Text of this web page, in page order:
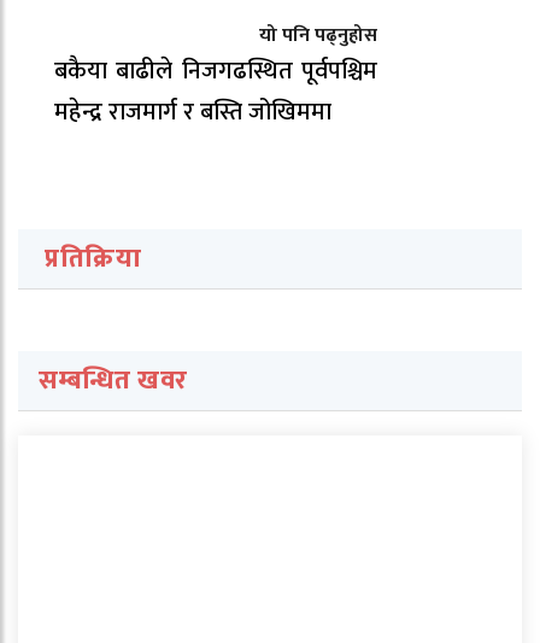
यो पनि पढ्नुहोस
बकैया बाढीले निजगढस्थित पूर्वपश्चिम
महेन्द्र राजमार्ग र बस्ति जोखिममा
प्रतिक्रिया
सम्बन्धित खवर